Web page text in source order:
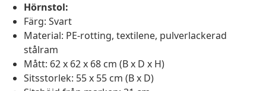
Hörnstol:
Färg: Svart
Material: PE-rotting, textilene, pulverlackerad
stålram
Mått: 62 x 62 x 68 cm (B x D x H)
Sitsstorlek: 55 x 55 cm (B x D)